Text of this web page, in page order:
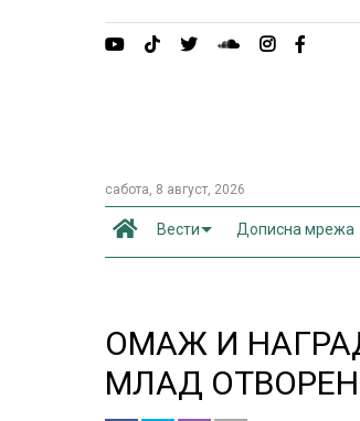
сабота, 8 август, 2026
Вести Дописна мрежа
ОМАЖ И
МЛАД ОТВОРЕН